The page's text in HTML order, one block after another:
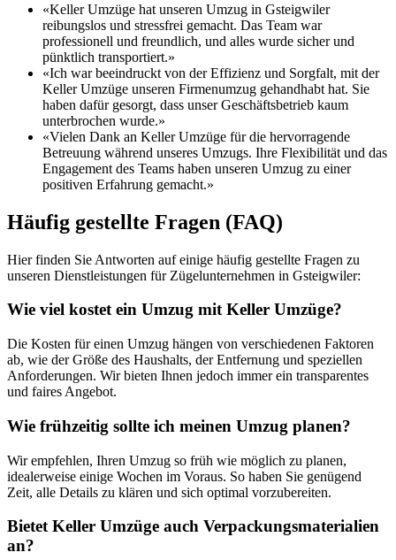
«Keller Umzüge hat unseren Umzug in Gsteigwiler
reibungslos und stressfrei gemacht. Das Team war
professionell und freundlich, und alles wurde sicher und
pünktlich transportiert.»
«Ich war beeindruckt von der Effizienz und Sorgfalt, mit der
Keller Umzüge unseren Firmenumzug gehandhabt hat. Sie
haben dafür gesorgt, dass unser Geschäftsbetrieb kaum
unterbrochen wurde.»
«Vielen Dank an Keller Umzüge für die hervorragende
Betreuung während unseres Umzugs. Ihre Flexibilität und das
Engagement des Teams haben unseren Umzug zu einer
positiven Erfahrung gemacht.»
Häufig gestellte Fragen (FAQ)
Hier finden Sie Antworten auf einige häufig gestellte Fragen zu
unseren Dienstleistungen für Zügelunternehmen in Gsteigwiler:
Wie viel kostet ein Umzug mit Keller Umzüge?
Die Kosten für einen Umzug hängen von verschiedenen Faktoren
ab, wie der Größe des Haushalts, der Entfernung und speziellen
Anforderungen. Wir bieten Ihnen jedoch immer ein transparentes
und faires Angebot.
Wie frühzeitig sollte ich meinen Umzug planen?
Wir empfehlen, Ihren Umzug so früh wie möglich zu planen,
idealerweise einige Wochen im Voraus. So haben Sie genügend
Zeit, alle Details zu klären und sich optimal vorzubereiten.
Bietet Keller Umzüge auch Verpackungsmaterialien
an?